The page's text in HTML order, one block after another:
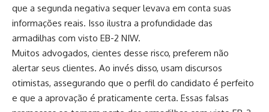
que a segunda negativa sequer levava em conta suas
informações reais. Isso ilustra a profundidade das
armadilhas com visto EB-2 NIW.
Muitos advogados, cientes desse risco, preferem não
alertar seus clientes. Ao invés disso, usam discursos
otimistas, assegurando que o perfil do candidato é perfeito
e que a aprovação é praticamente certa. Essas falsas